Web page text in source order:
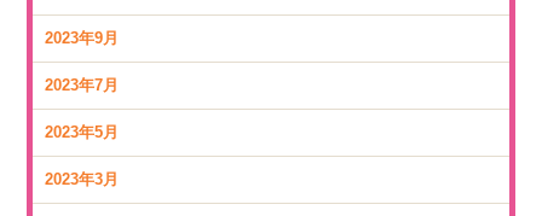
2023年9月
2023年7月
2023年5月
2023年3月